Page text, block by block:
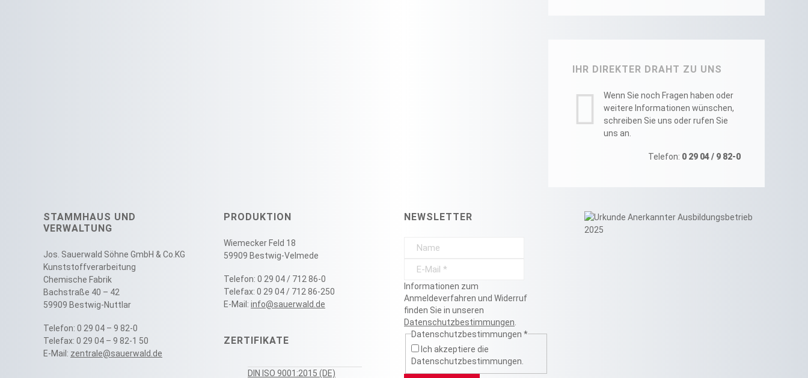
IHR DIREKTER DRAHT ZU UNS
Wenn Sie noch Fragen haben oder
weitere Informationen wünschen,
schreiben Sie uns oder rufen Sie
uns an.
Telefon: 0 29 04 / 9 82-0
STAMMHAUS UND
VERWALTUNG
Jos. Sauerwald Söhne GmbH & Co.KG
Kunststoffverarbeitung
Chemische Fabrik
Bachstraße 40 – 42
59909 Bestwig-Nuttlar
Telefon: 0 29 04 – 9 82-0
Telefax: 0 29 04 – 9 82-1 50
E-Mail: zentrale@sauerwald.de
PRODUKTION
Wiemecker Feld 18
59909 Bestwig-Velmede
Telefon: 0 29 04 / 712 86-0
Telefax: 0 29 04 / 712 86-250
E-Mail: info@sauerwald.de
ZERTIFIKATE
DIN ISO 9001:2015 (DE)
NEWSLETTER
Informationen zum
Anmeldeverfahren und Widerruf
finden Sie in unseren
Datenschutzbestimmungen
Datenschutzbestimmungen *
Ich akzeptiere die
Datenschutzbestimmungen.